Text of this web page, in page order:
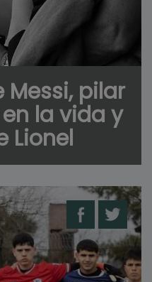
Messi, pilar
la vida y
Lionel